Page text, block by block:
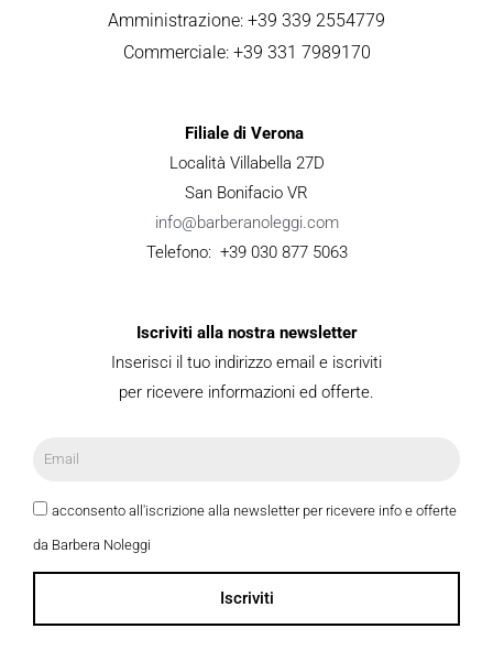
Amministrazione: +39 339 2554779
Commerciale: +39 331 7989170
Filiale di Verona
Località Villabella 27D
San Bonifacio VR
info@barberanoleggi.com
Telefono: +39 030 877 5063
Iscriviti alla nostra newsletter
Inserisci il tuo indirizzo email e iscriviti
per ricevere informazioni ed offerte.
acconsento all'iscrizione alla newsletter per ricevere info e offerte
da Barbera Noleggi
Iscriviti